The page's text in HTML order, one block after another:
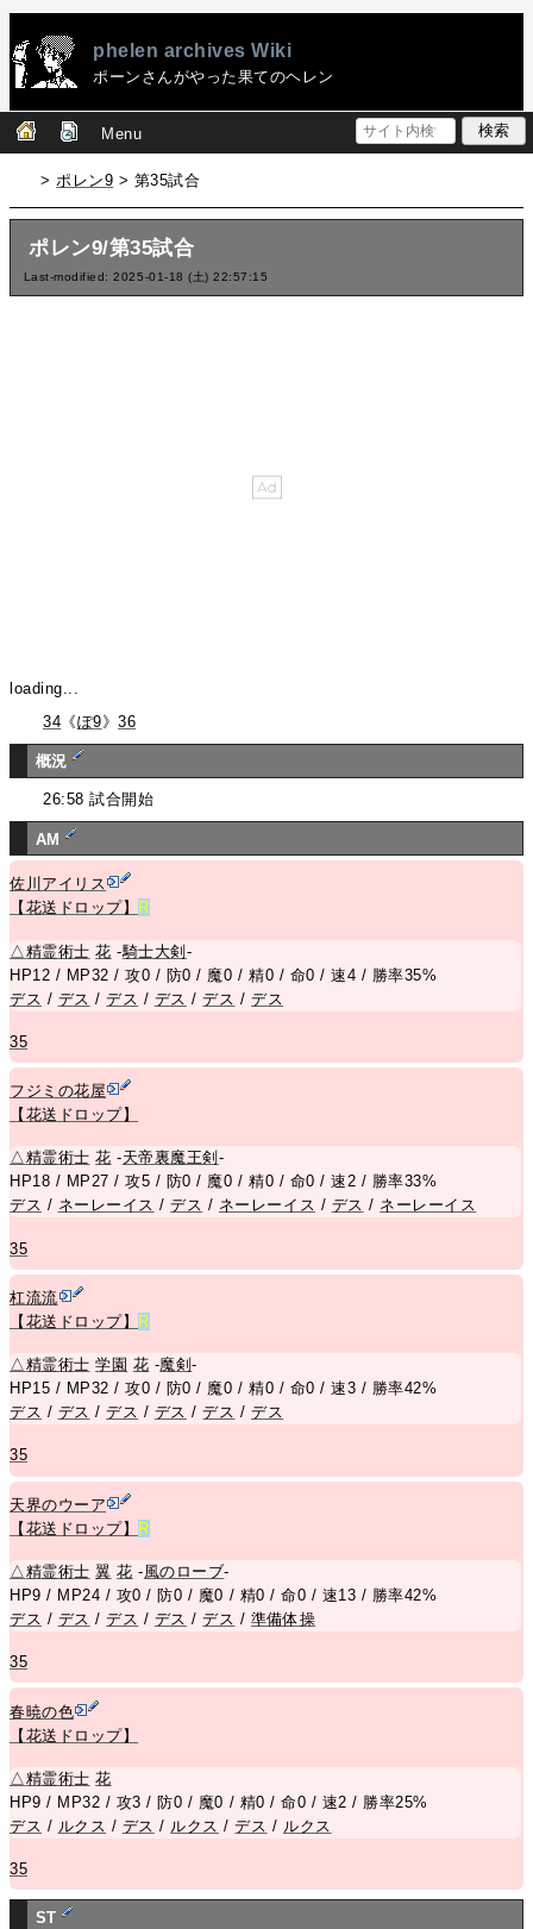
phelen archives Wiki
ポーンさんがやった果てのヘレン
Menu
>ポレン9 > 第35試合
ポレン9/第35試合
Last-modified: 2025-01-18 (土) 22:57:15
loading...
34 《ぽ9》36
概況
26:58 試合開始
AM
佐川アイリス
【花送ドロップ】
R
△ 精霊術士 花 -騎士大剣-
HP12 / MP32 / 攻0 / 防0 / 魔0 / 精0 / 命0 / 速4 / 勝率35%
デス / デス /デス / デス /デス /デス
35
フジミの花屋
【花送ドロップ】
△精霊術士 花 -天帝裏魔王剣 -
HP18 / MP27 / 攻5 / 防0 / 魔0 / 精0 / 命0 / 速2 / 勝率33%
デス / ネーレーイス /デス / ネーレーイス / デス / ネーレーイス
35
杠流流
【花送ドロップ】
R
△精霊術士 学園 花 -魔剣-
HP15 / MP32 / 攻0 / 防0 / 魔0 / 精0 / 命0 / 速3 / 勝率42%
デス / デス /デス / デス /デス /デス
35
天界のウーア
【花送ドロップ】
R
△精霊術士 翼 花 -風のローブ-
HP9 / MP24 / 攻0 / 防0 / 魔0 / 精0 / 命0 / 速13 / 勝率42%
デス / デス /デス / デス /デス /準備体操
35
春暁の色
【花送ドロップ】
△精霊術士 花
HP9 / MP32 / 攻3 / 防0 / 魔0 / 精0 / 命0 / 速2 / 勝率25%
デス / ルクス / デス / ルクス /デス / ルクス
35
ST